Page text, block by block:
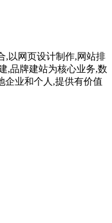
,以网页设计制作,网站排
,品牌建站为核心业务,数
企业和个人,提供有价值